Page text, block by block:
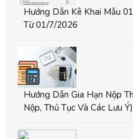
Hướng Dẫn Kê Khai Mẫu
Từ 01/7/2026
Hướng Dẫn Gia Hạn Nộp
Nộp, Thủ Tục Và Các Lưu Ý)